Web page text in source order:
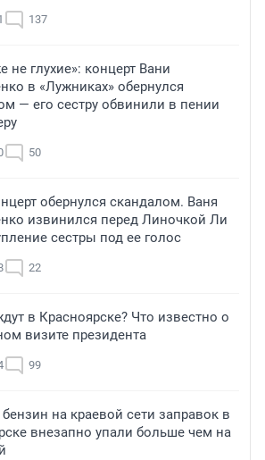
137
не глухие»: концерт Вани
в «Лужниках» обернулся
— его сестру обвинили в пении
50
обернулся скандалом. Ваня
извинился перед Линочкой Ли
сестры под ее голос
22
в Красноярске? Что известно о
визите президента
99
на краевой сети заправок в
внезапно упали больше чем на